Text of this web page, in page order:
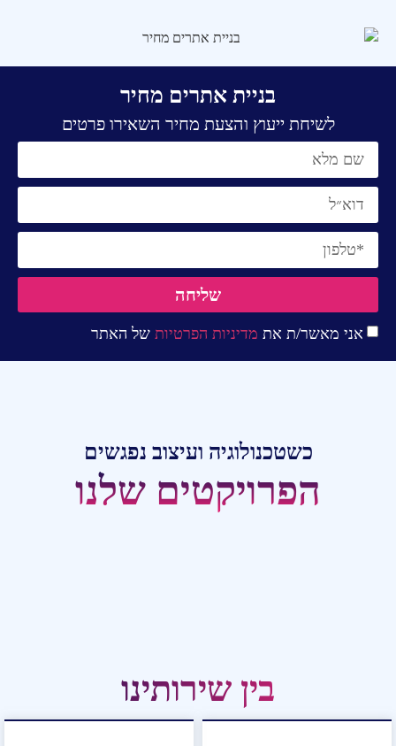
בניית אתרים מחיר
לשיחת ייעוץ והצעת מחיר השאירו פרטים
אני מאשר/ת את מדיניות הפרטיות של האתר
שליחה
כשטכנולוגיה ועיצוב נפגשים
הפרויקטים שלנו
בין שירותינו